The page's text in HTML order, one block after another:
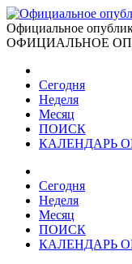
Официальное
ОФИЦИАЛЬНОЕ
Сегодня
Неделя
Месяц
ПОИСК
КАЛЕНДАРЬ
Сегодня
Неделя
Месяц
ПОИСК
КАЛЕНДАРЬ